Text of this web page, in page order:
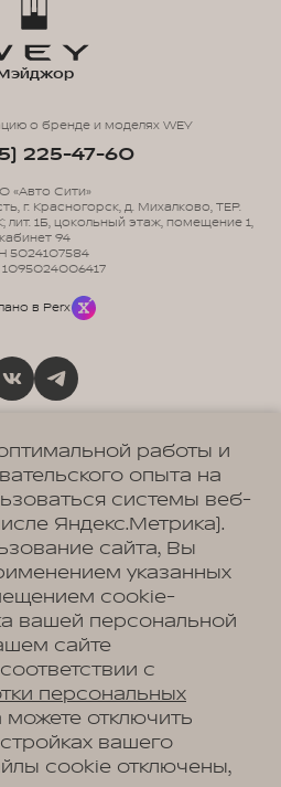
соглашение
на коммуникацию
персональных данных третьим лицам
о бренде и моделях WEY
225-47-60
«Авто Сити»
г. Красногорск, д. Михалково, ТЕР.
лит. 1Б, цокольный этаж, помещение 1,
кабинет 94
5024107584
в Perx
9 км от МКАД
23
работы и
опыта на
системы веб-
Яндекс.Метрика).
сайта, Вы
указанных
cookie-
вашей персональной
сайте
с
персональных
можете отключить
вашего
cookie отключены,